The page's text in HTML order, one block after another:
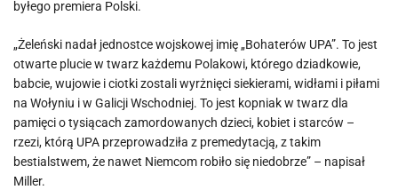
Order Orła
Białego
byłego premiera Polski.
„Żeleński nadał jednostce wojskowej imię „Bohaterów UPA”. To jest
otwarte plucie w twarz każdemu Polakowi, którego dziadkowie,
babcie, wujowie i ciotki zostali wyrżnięci siekierami, widłami i piłami
na Wołyniu i w Galicji Wschodniej. To jest kopniak w twarz dla
pamięci o tysiącach zamordowanych dzieci, kobiet i starców –
rzezi, którą UPA przeprowadziła z premedytacją, z takim
bestialstwem, że nawet Niemcom robiło się niedobrze” – napisał
Miller.